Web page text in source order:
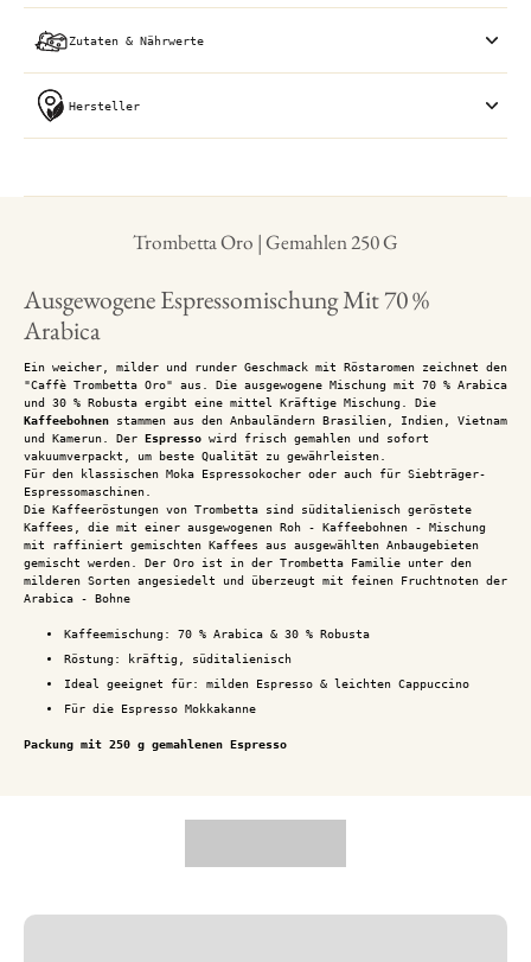
Zutaten & Nährwerte
Hersteller
Trombetta Oro | Gemahlen 250 G
Ausgewogene Espressomischung Mit 70 %
Arabica
Ein weicher, milder und runder Geschmack mit Röstaromen zeichnet den
"Caffè Trombetta Oro" aus. Die ausgewogene Mischung mit 70 % Arabica
und 30 % Robusta ergibt eine mittel Kräftige Mischung. Die
Kaffeebohnen stammen aus den Anbauländern Brasilien, Indien, Vietnam
und Kamerun. Der Espresso wird frisch gemahlen und sofort
vakuumverpackt, um beste Qualität zu gewährleisten.
Für den klassischen Moka Espressokocher oder auch für Siebträger-
Espressomaschinen.
Die Kaffeeröstungen von Trombetta sind süditalienisch geröstete
Kaffees, die mit einer ausgewogenen Roh - Kaffeebohnen - Mischung
mit raffiniert gemischten Kaffees aus ausgewählten Anbaugebieten
gemischt werden. Der Oro ist in der Trombetta Familie unter den
milderen Sorten angesiedelt und überzeugt mit feinen Fruchtnoten der
Arabica - Bohne
Kaffeemischung: 70 % Arabica & 30 % Robusta
Röstung: kräftig, süditalienisch
Ideal geeignet für: milden Espresso & leichten Cappuccino
Für die Espresso Mokkakanne
Packung mit 250 g gemahlenen Espresso